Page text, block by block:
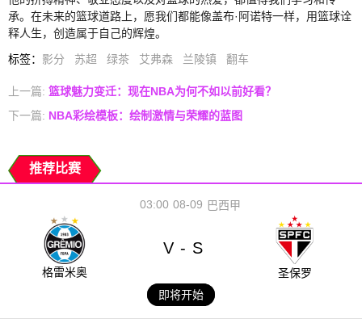
承。在未来的篮球道路上，愿我们都能像盖布·阿诺特一样，用篮球诠
释人生，创造属于自己的辉煌。
标签： 影分 苏超 绿茶 艾弗森 兰陵镇 翻车
上一篇: 篮球魅力变迁：现在NBA为何不如以前好看？
下一篇: NBA彩绘模板：绘制激情与荣耀的蓝图
推荐比赛
08-09
03:00 巴西甲
格雷米奥
V - S
圣保罗
即将开始